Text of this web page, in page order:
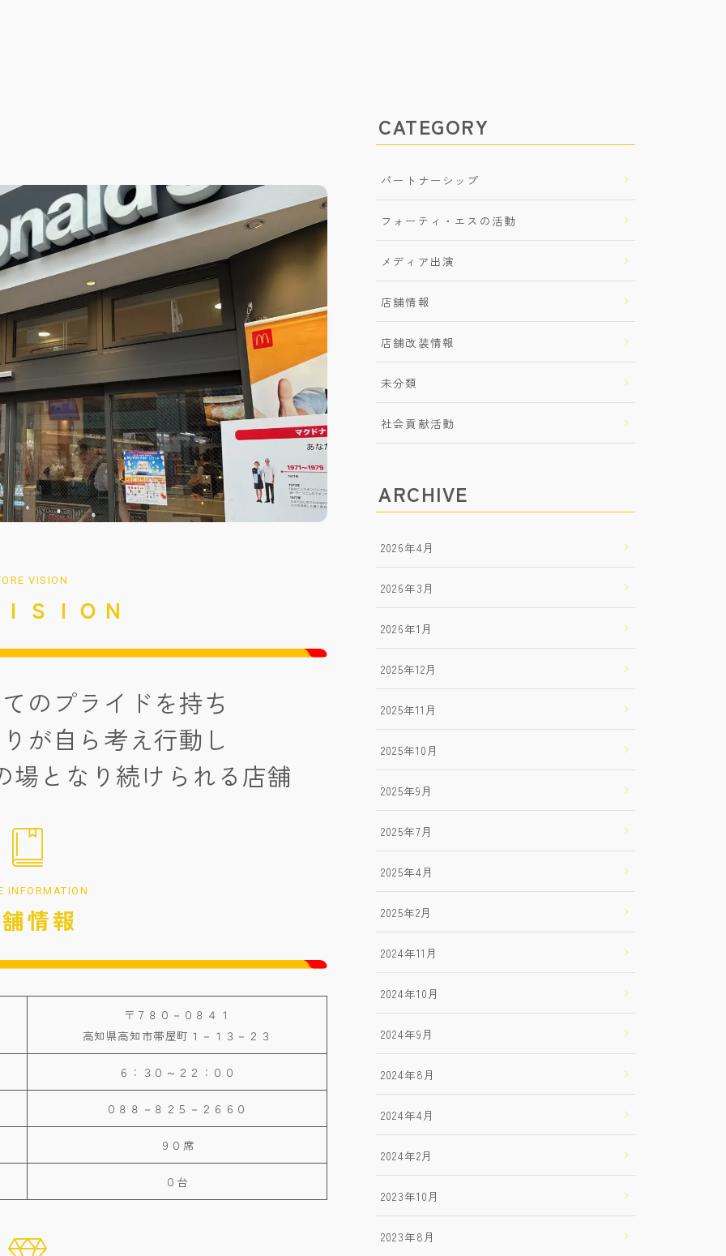
VISION
ＳＩＯＮ
のプライドを持ち
が自ら考え行動し
場となり続けられる店舗
INFORMATION
情報
〒７８０－０８４１
高知県高知市帯屋町１－１３－２３
６：３０～２２：００
０８８－８２５－２６６０
９０席
０台
CATEGORY
パートナーシップ
フォーティ・エスの活動
メディア出演
店舗情報
店舗改装情報
未分類
社会貢献活動
ARCHIVE
2026年4月
2026年3月
2026年1月
2025年12月
2025年11月
2025年10月
2025年9月
2025年7月
2025年4月
2025年2月
2024年11月
2024年10月
2024年9月
2024年8月
2024年4月
2024年2月
2023年10月
2023年8月